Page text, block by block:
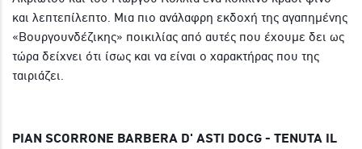
και λεπτεπίλεπτο. Μια πιο ανάλαφρη εκδοχή της αγαπημένης
«Βουργουνδέζικης» ποικιλίας από αυτές που έχουμε δει ως
τώρα δείχνει ότι ίσως και να είναι ο χαρακτήρας που της
ταιριάζει.
PIAN SCORRONE BARBERA D' ASTI DOCG - TENUTA IL